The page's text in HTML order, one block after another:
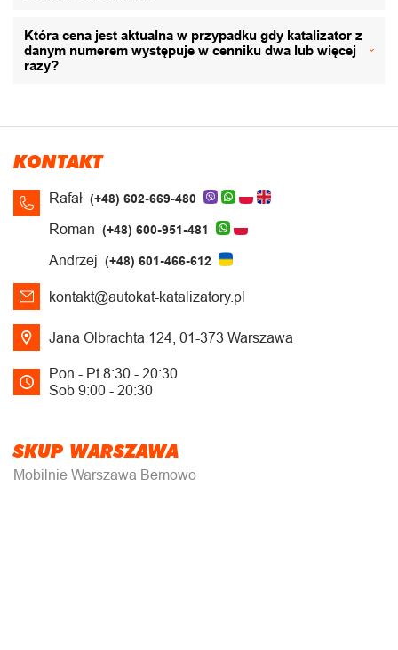
Która cena jest aktualna w przypadku gdy katalizator z
danym numerem występuje w cenniku dwa lub więcej
razy?
KONTAKT
Rafał (+48) 602-669-480
Roman (+48) 600-951-481
Andrzej (+48) 601-466-612
kontakt@autokat-katalizatory.pl
Jana Olbrachta 124, 01-373 Warszawa
Pon - Pt 8:30 - 20:30
Sob 9:00 - 20:30
SKUP WARSZAWA
Mobilnie Warszawa Bemowo